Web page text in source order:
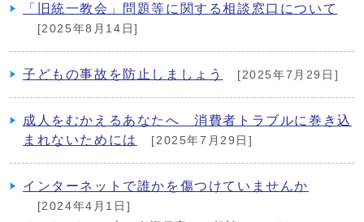
「旧統一教会」問題等に関する相談窓口について
[2025年8月14日]
子どもの事故を防止しましょう [2025年7月29日]
成人をむかえるあなたへ 消費者トラブルに巻き込
まれないためには
[2025年7月29日]
インターネットで誰かを傷つけていませんか
[2024年4月1日]